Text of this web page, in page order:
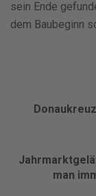
sein Ende
dem Baubeginn
man